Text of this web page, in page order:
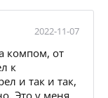
2022-11-07
компом, от
к
и так и так,
Это у меня